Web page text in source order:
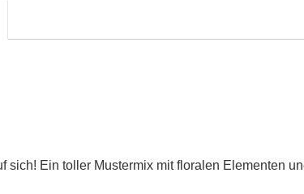
Ein toller Mustermix mit floralen Elementen